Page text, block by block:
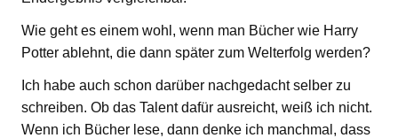
Wie geht es einem wohl, wenn man Bücher wie Harry
Potter ablehnt, die dann später zum Welterfolg werden?
Ich habe auch schon darüber nachgedacht selber zu
schreiben. Ob das Talent dafür ausreicht, weiß ich nicht.
Wenn ich Bücher lese, dann denke ich manchmal, dass